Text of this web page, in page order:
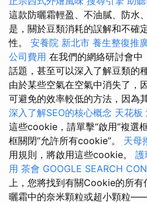
這款防曬霜輕盈、不油膩、防水
是，關於豆類消耗的誤解和不確
性。 安養院 新北市 養生整復推
公司費用 在我們的網絡研討會中
話題，甚至可以深入了解豆類的
由於某些空氣在空氣中消失了，
可避免的效率較低的方法，因為
深入了解SEO的核心概念 天花板
這些cookie，請單擊“啟用”複選
框關閉“允許所有cookie”。 天母
用規則，將啟用這些cookie。 護
用 茶會 GOOGLE SEARCH
上，您將找到有關Cookie的所
曬霜中的奈米顆粒或超小顆粒——